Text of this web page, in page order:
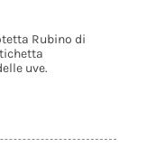
Rubino di
uve.